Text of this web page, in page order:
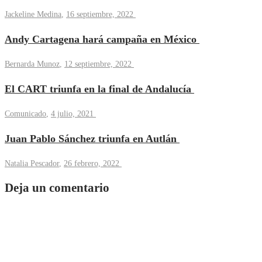
Jackeline Medina, 16 septiembre, 2022
Andy Cartagena hará campaña en México
Bernarda Munoz, 12 septiembre, 2022
El CART triunfa en la final de Andalucía
Comunicado, 4 julio, 2021
Juan Pablo Sánchez triunfa en Autlán
Natalia Pescador, 26 febrero, 2022
Deja un comentario